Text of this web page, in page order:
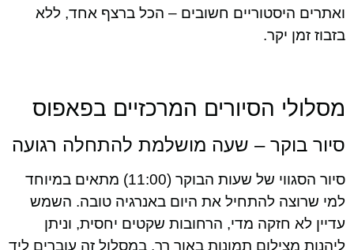
ואתרים היסטוריים חשובים – הכל ברצף אחד, ללא
בזבוז זמן יקר.
מסלולי הסיורים המרכזיים בפאפוס
סיור בוקר – שעה מושלמת להתחלה רגועה
סיור הסגווי של שעות הבוקר (11:00) מתאים במיוחד
למי שרוצה להתחיל את היום באנרגיה טובה. השמש
עדיין לא חזקה מדי, הרחובות שקטים יחסית, וניתן
ליהנות מצילום תמונות באור רך. במסלול זה עוברים ליד